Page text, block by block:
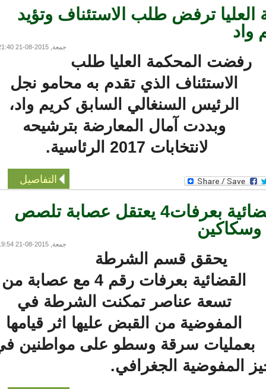
ترفض طلب الاستئناف وتؤيد
جمعة, 2015-08-21 21:40
رفضت المحكمة العليا طلب
الاستئناف الذي تقدم به محامو نجل
الرئيس السنغالي السابق كريم واد،
وبددت آمال المعارضة بترشيحه
لانتخابات 2017 الرئاسية.
التفاصيل
قسم الشرطة القضائية بعرفات4 يعتقل عصابة تلصص
جمعة, 2015-08-21 19:54
يحقق قسم الشرطة
القضائية بعرفات رقم 4 مع عصابة من
تسعة عناصر تمكنت الشرطة في
المفوضية من القبض عليها اثر قيامها
سرقة وسطو على مواطنين في
المفوضية الجغرافي.